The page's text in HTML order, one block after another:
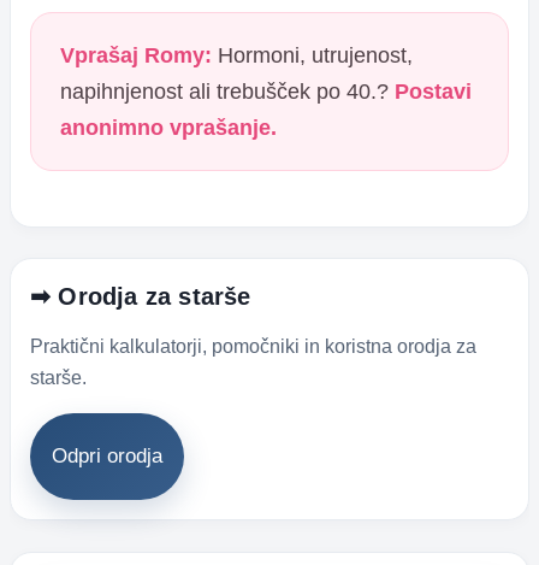
Vprašaj Romy: Hormoni, utrujenost,
napihnjenost ali trebušček po 40.? Postavi
anonimno vprašanje.
➡ Orodja za starše
Praktični kalkulatorji, pomočniki in koristna orodja za
starše.
Odpri orodja